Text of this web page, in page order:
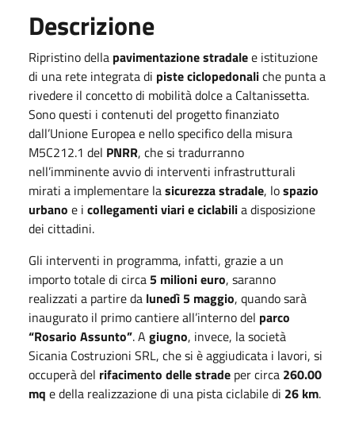
Descrizione
Ripristino della pavimentazione stradalee istituzione
di una rete integrata di piste ciclopedonaliche punta a
rivedere il concetto di mobilità dolce a Caltanissetta.
Sono questi i contenuti del progetto finanziato
dall’Unione Europea e nello specifico della misura
M5C212.1 del PNRR, che si tradurranno
nell’imminente avvio di interventi infrastrutturali
mirati a implementare lasicurezza stradale, lospazio
urbano e i collegamenti viari e ciclabilia disposizione
dei cittadini.
Gli interventi in programma, infatti, grazie a un
importo totale di circa 5 milioni euro, saranno
realizzati a partire da lunedì 5 maggio, quando sarà
inaugurato il primo cantiere all’interno del parco
“Rosario Assunto”. A giugno, invece, la società
Sicania Costruzioni SRL, che si è aggiudicata i lavori, si
occuperà del rifacimento delle strade per circa 260.00
mq e della realizzazione di una pista ciclabile di 26 km.